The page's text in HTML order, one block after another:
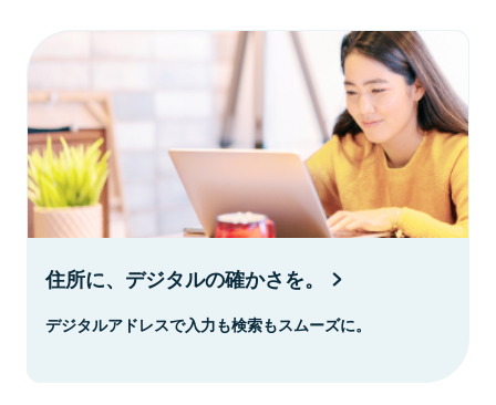
住所に、デジタルの確かさを。
デジタルアドレスで入力も検索もスムーズに。